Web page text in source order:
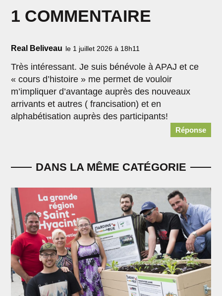
1 COMMENTAIRE
Real Beliveau le 1 juillet 2026 à 18h11
Très intéressant. Je suis bénévole à APAJ et ce
« cours d’histoire » me permet de vouloir
m’impliquer d’avantage auprès des nouveaux
arrivants et autres ( francisation) et en
alphabétisation auprès des participants!
Réponse
DANS LA MÊME CATÉGORIE